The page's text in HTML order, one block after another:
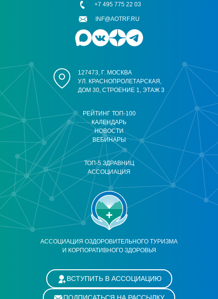
АССОЦИАЦИЯ ОЗДОРОВИТЕЛЬНОГО ТУРИЗМА
И КОРПОРАТИВНОГО ЗДОРОВЬЯ
РЕЙТИНГ ТОП-100
КАЛЕНДАРЬ
НОВОСТИ
ВЕБИНАРЫ
ТОП-5 ЗДРАВНИЦ
АССОЦИАЦИЯ
127473, Г. МОСКВА
УЛ. КРАСНОПРОЛЕТАРСКАЯ,
ДОМ 30, СТРОЕНИЕ 1, ЭТАЖ 3
+7 495 775 22 03
INF@AOTRF.RU
ВСТУПИТЬ В АССОЦИАЦИЮ